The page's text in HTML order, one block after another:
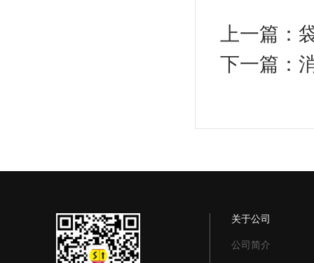
上一篇：
下一篇：
关于公司
公司简介